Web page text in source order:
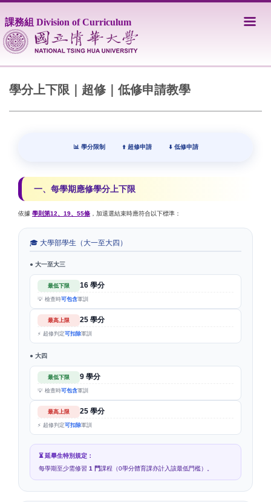
到
主
要
區
課務組 Division of Curriculum
學分上下限｜超修｜低修申請教學
📊 學分限制 ⬆️超修申請 ⬇️低修申請
一、每學期應修學分上下限
依據 學則第12、19、55條 ，加退選結束時應符合以下標準：
🎓 大學部學生（大一至大四）
● 大一至大三
最低下限 16 學分
💡 檢查時可包含軍訓
最高上限 25 學分
⚡ 超修判定可扣除軍訓
● 大四
最低下限 9 學分
💡 檢查時可包含軍訓
最高上限 25 學分
⚡ 超修判定可扣除軍訓
⏳ 延畢生特別規定：
每學期至少需修習 1 門課程（0學分體育課亦計入該最低門檻）。